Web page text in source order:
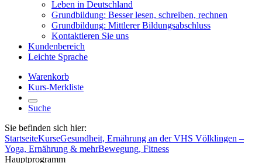
Leben in Deutschland
Grundbildung: Besser lesen, schreiben, rechnen
Grundbildung: Mittlerer Bildungsabschluss
Kontaktieren Sie uns
Kundenbereich
Leichte Sprache
Warenkorb
Kurs-Merkliste
Suche
Sie befinden sich hier:
StartseiteKurseGesundheit, Ernährung an der VHS Völklingen –
Yoga, Ernährung & mehrBewegung, Fitness
Hauptprogramm